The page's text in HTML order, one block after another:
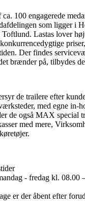
ca. 100 engagerede
som ligger i
Lastas lover
Der findes
brænder på, tilbydes
de trailere efter
med egne in-
de også MAX special
med mere,
- fredag kl. 08.00
er der åbent efter